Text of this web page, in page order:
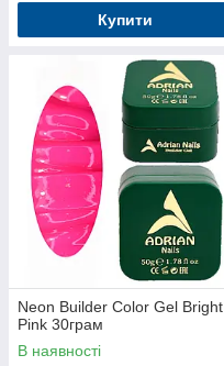
Купити
Neon Builder Color Gel Bright
Pink 30грам
В наявності